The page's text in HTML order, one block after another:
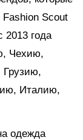
Scout
2013 года
Чехию,
Италию,
одежда